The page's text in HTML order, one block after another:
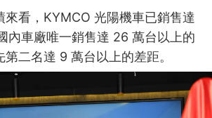
來看，KYMCO 光陽機車已銷售達
內車廠唯一銷售達 26 萬台以上的
二名達 9 萬台以上的差距。